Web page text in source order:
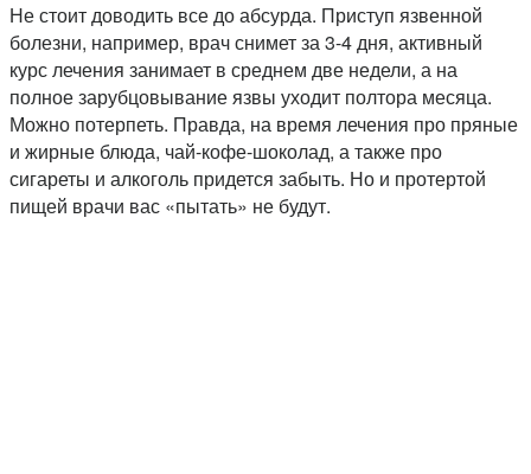
Не стоит доводить все до абсурда. Приступ язвенной
болезни, например, врач снимет за 3-4 дня, активный
курс лечения занимает в среднем две недели, а на
полное зарубцовывание язвы уходит полтора месяца.
Можно потерпеть. Правда, на время лечения про пряные
и жирные блюда, чай-кофе-шоколад, а также про
сигареты и алкоголь придется забыть. Но и протертой
пищей врачи вас «пытать» не будут.